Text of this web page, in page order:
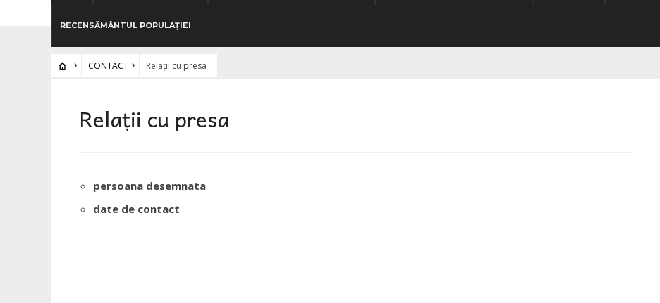
RECENSĂMÂNTUL POPULAȚIEI
CONTACT Relații cu presa
Relații cu presa
persoana desemnata
date de contact